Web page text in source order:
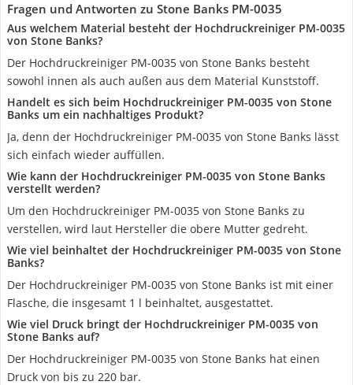
Fragen und Antworten zu Stone Banks PM-0035
Aus welchem Material besteht der Hochdruckreiniger PM-0035
von Stone Banks?
Der Hochdruckreiniger PM-0035 von Stone Banks besteht
sowohl innen als auch außen aus dem Material Kunststoff.
Handelt es sich beim Hochdruckreiniger PM-0035 von Stone
Banks um ein nachhaltiges Produkt?
Ja, denn der Hochdruckreiniger PM-0035 von Stone Banks lässt
sich einfach wieder auffüllen.
Wie kann der Hochdruckreiniger PM-0035 von Stone Banks
verstellt werden?
Um den Hochdruckreiniger PM-0035 von Stone Banks zu
verstellen, wird laut Hersteller die obere Mutter gedreht.
Wie viel beinhaltet der Hochdruckreiniger PM-0035 von Stone
Banks?
Der Hochdruckreiniger PM-0035 von Stone Banks ist mit einer
Flasche, die insgesamt 1 l beinhaltet, ausgestattet.
Wie viel Druck bringt der Hochdruckreiniger PM-0035 von
Stone Banks auf?
Der Hochdruckreiniger PM-0035 von Stone Banks hat einen
Druck von bis zu 220 bar.